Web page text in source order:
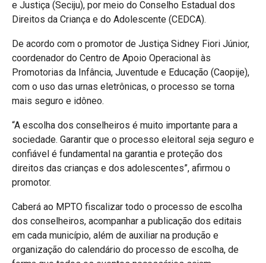
e Justiça (Seciju), por meio do Conselho Estadual dos
Direitos da Criança e do Adolescente (CEDCA).
De acordo com o promotor de Justiça Sidney Fiori Júnior,
coordenador do Centro de Apoio Operacional às
Promotorias da Infância, Juventude e Educação (Caopije),
com o uso das urnas eletrônicas, o processo se torna
mais seguro e idôneo.
“A escolha dos conselheiros é muito importante para a
sociedade. Garantir que o processo eleitoral seja seguro e
confiável é fundamental na garantia e proteção dos
direitos das crianças e dos adolescentes”, afirmou o
promotor.
Caberá ao MPTO fiscalizar todo o processo de escolha
dos conselheiros, acompanhar a publicação dos editais
em cada município, além de auxiliar na produção e
organização do calendário do processo de escolha, de